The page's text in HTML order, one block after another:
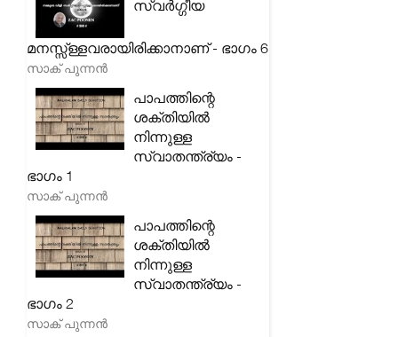
സ്വർഗ്ഗീയ
മനസ്സ്ള്ളവരായിരിക്കാനാണ് - ഭാഗം 6
സാക് പുന്നൻ
പാപത്തിന്റെ
ശക്തിയിൽ
നിന്നുള്ള
സ്വാതന്ത്ര്യം -
ഭാഗം 1
സാക് പുന്നൻ
പാപത്തിന്റെ
ശക്തിയിൽ
നിന്നുള്ള
സ്വാതന്ത്ര്യം -
ഭാഗം 2
സാക് പുന്നൻ